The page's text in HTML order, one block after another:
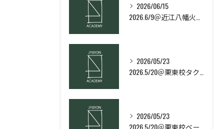
2026/06/15
2026/05/23
2026/05/23